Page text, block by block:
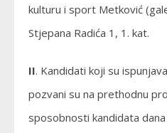
kulturu i sport Metković
Stjepana Radića 1, 1. kat.
II. Kandidati koji su
pozvani su na prethodnu
sposobnosti kandidata